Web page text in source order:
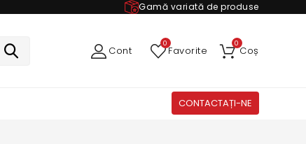
Gamă variată de produse
Cont Favorite
0
Coș
0
CONTACTAȚI-NE